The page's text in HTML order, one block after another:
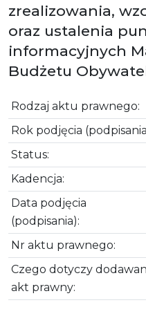
zrealizowania,
oraz ustalenia
informacyjnych
Budżetu
Rodzaj aktu prawnego:
Rok podjęcia
Status:
Kadencja:
Data podjęcia
(podpisania):
Nr aktu prawnego:
Czego dotyczy
akt prawny: